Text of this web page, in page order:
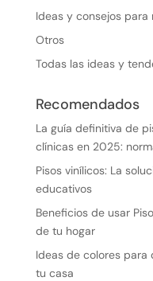
Ideas y consejos
Otros
Todas las ideas y
Recomendados
La guía definitiva de
clínicas en 2025:
Pisos vinílicos: La
educativos
Beneficios de usar
de tu hogar
Ideas de colores para
tu casa